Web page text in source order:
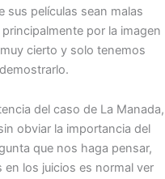
sus películas sean malas
por la imagen
cierto y solo tenemos
del caso de La Manada,
obviar la importancia del
que nos haga pensar,
en los juicios es normal ver